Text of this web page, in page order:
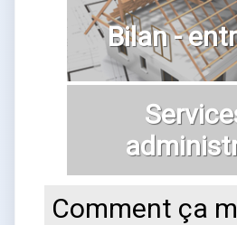
Bilan -
Comment ça